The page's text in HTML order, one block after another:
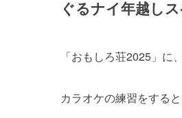
ぐるナイ年越し
「おもしろ荘2025」に
カラオケの練習をする